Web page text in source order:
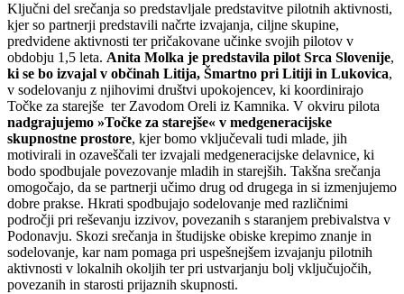
Ključni del srečanja so predstavljale predstavitve pilotnih aktivnosti,
kjer so partnerji predstavili načrte izvajanja, ciljne skupine,
predvidene aktivnosti ter pričakovane učinke svojih pilotov v
obdobju 1,5 leta. Anita Molka je predstavila pilot Srca Slovenije,
ki se bo izvajal v občinah Litija, Šmartno pri Litiji in Lukovica,
v sodelovanju z njihovimi društvi upokojencev, ki koordinirajo
Točke za starejše ter Zavodom Oreli iz Kamnika. V okviru pilota
nadgrajujemo »Točke za starejše« v medgeneracijske
skupnostne prostore, kjer bomo vključevali tudi mlade, jih
motivirali in ozaveščali ter izvajali medgeneracijske delavnice, ki
bodo spodbujale povezovanje mladih in starejših. Takšna srečanja
omogočajo, da se partnerji učimo drug od drugega in si izmenjujemo
dobre prakse. Hkrati spodbujajo sodelovanje med različnimi
področji pri reševanju izzivov, povezanih s staranjem prebivalstva v
Podonavju. Skozi srečanja in študijske obiske krepimo znanje in
sodelovanje, kar nam pomaga pri uspešnejšem izvajanju pilotnih
aktivnosti v lokalnih okoljih ter pri ustvarjanju bolj vključujočih,
povezanih in starosti prijaznih skupnosti.